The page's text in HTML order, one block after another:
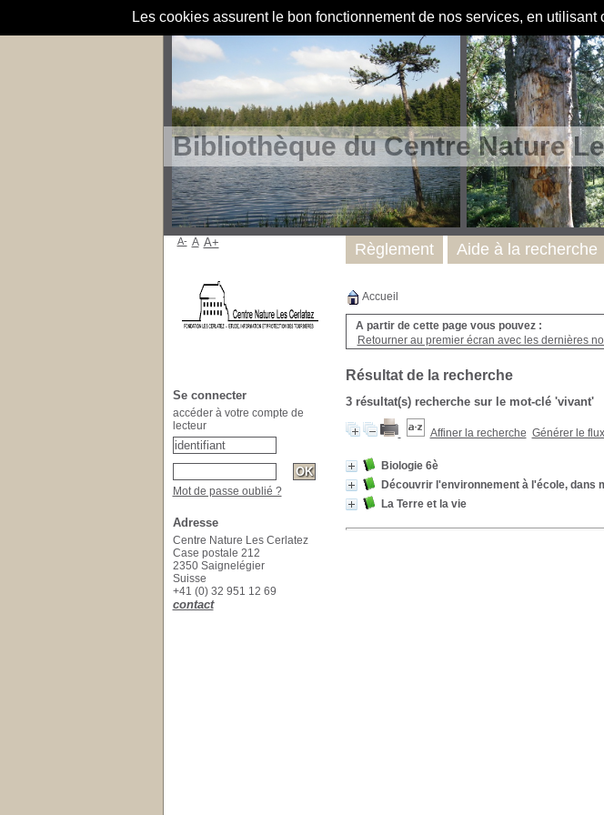
Les cookies assurent le bon fonctionnement de nos services, en
Bibliothèque du Centre Nature
Accueil
A partir de cette page vous pouvez :
Retourner au premier écran avec les dernières
Résultat de la recherche
3 résultat(s) recherche sur le mot-clé 'vivant'
Affiner la recherche Générer le
Biologie 6è
Découvrir l'environnement à l'école, dans
La Terre et la vie
Règlement Aide à la recherche
A- A A+
Se connecter
accéder à votre compte de
lecteur
Mot de passe oublié ?
Adresse
Centre Nature Les Cerlatez
Case postale 212
2350 Saignelégier
Suisse
+41 (0) 32 951 12 69
contact